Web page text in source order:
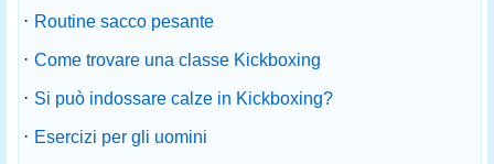
· Routine sacco pesante
· Come trovare una classe Kickboxing
· Si può indossare calze in Kickboxing?
· Esercizi per gli uomini